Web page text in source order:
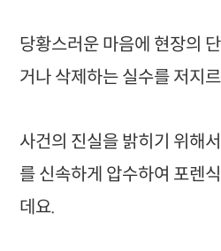
당황스러운 마음에 현장의
거나 삭제하는 실수를 저지
사건의 진실을 밝히기 위해
를 신속하게 압수하여 포렌
데요.